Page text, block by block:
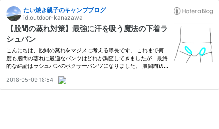
たい焼き親子のキャンプブログ
id:outdoor-kanazawa
【股間の蒸れ対策】最強に汗を吸う魔法の下着ラ
シュバン
こんにちは、股間の蒸れをマジメに考える隊長です。 これまで何
度も股間の蒸れに最適なパンツはどれか調査してきましたが、最終
的な結論はラシュバンのボクサーパンツになりました。 股間周辺
キンの毛剃り失敗した僕にも優しい 追記2026.6.25 この股間のホ
ー…
2018-05-09 18:54